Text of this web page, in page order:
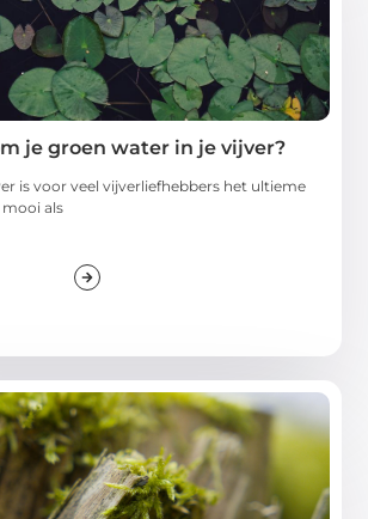
je groen water in je vijver?
is voor veel vijverliefhebbers het ultieme
mooi als